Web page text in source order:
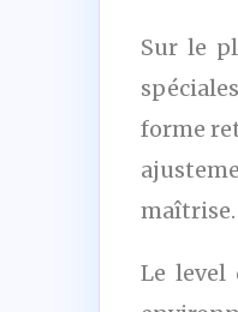
Sur le
forme
maîtrise.
Le level